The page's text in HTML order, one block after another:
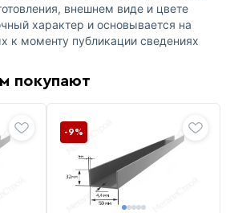
внешнем виде и цвете
характер и основывается на
к моменту публикации сведениях
покупают
-9%